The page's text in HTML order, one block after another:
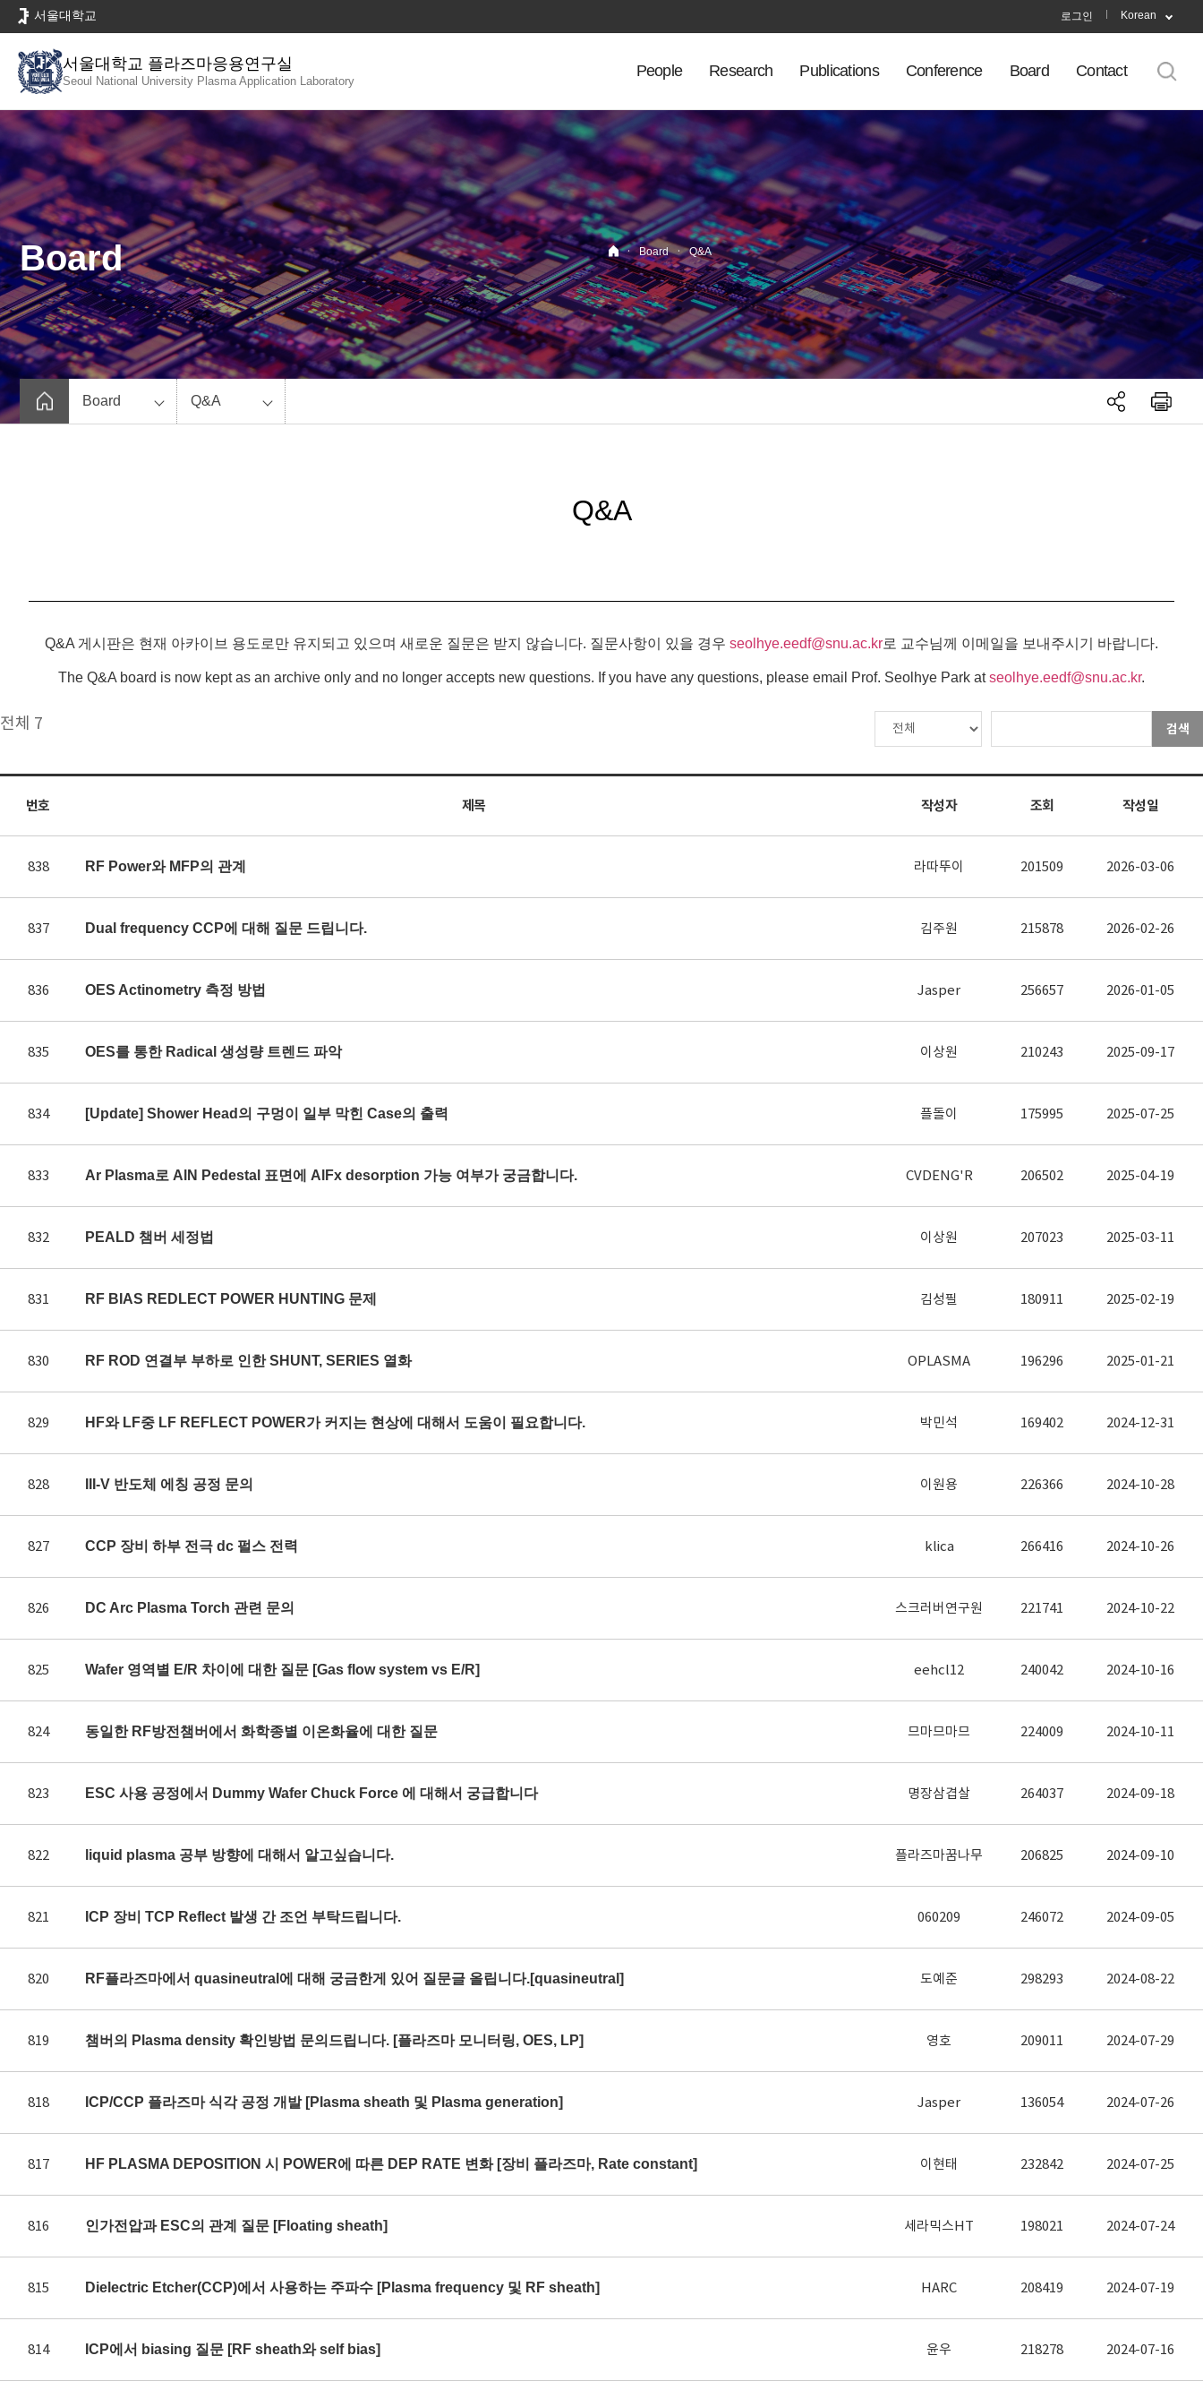
로
뉴
서울대학교 로그인 Korean
서울대학교 플라즈마응용연구실
Seoul National University Plasma Application Laboratory
People Research Publications Conference Board Contact
Board · Board · Q&A
Board Q&A
Q&A
Q&A 게시판은 현재 아카이브 용도로만 유지되고 있으며 새로운 질문은 받지 않습니다. 질문사항이 있을 경우 seolhye.eedf@snu.ac.kr로 교수님께 이메일을 보내주시기 바랍니다.
The Q&A board is now kept as an archive only and no longer accepts new questions. If you have any questions, please email Prof. Seolhye Park atseolhye.eedf@snu.ac.kr.
전체 7 검색
번호 제목 작성자 조회 작성일
838 RF Power와 MFP의 관계 라따뚜이 201509 2026-03-06
837 Dual frequency CCP에 대해 질문 드립니다. 김주원 215878 2026-02-26
836 OES Actinometry 측정 방법 Jasper 256657 2026-01-05
835 OES를 통한 Radical 생성량 트렌드 파악 이상원 210243 2025-09-17
834 [Update] Shower Head의 구멍이 일부 막힌 Case의 출력 플돌이 175995 2025-07-25
833 Ar Plasma로 AlN Pedestal 표면에 AlFx desorption 가능 여부가 궁금합니다. CVDENG'R 206502 2025-04-19
832 PEALD 챔버 세정법 이상원 207023 2025-03-11
831 RF BIAS REDLECT POWER HUNTING 문제 김성필 180911 2025-02-19
830 RF ROD 연결부 부하로 인한 SHUNT, SERIES 열화 OPLASMA 196296 2025-01-21
829 HF와 LF중 LF REFLECT POWER가 커지는 현상에 대해서 도움이 필요합니다. 박민석 169402 2024-12-31
828 III-V 반도체 에칭 공정 문의 이원용 226366 2024-10-28
827 CCP 장비 하부 전극 dc 펄스 전력 klica 266416 2024-10-26
826 DC Arc Plasma Torch 관련 문의 스크러버연구원 221741 2024-10-22
825 Wafer 영역별 E/R 차이에 대한 질문 [Gas flow system vs E/R] eehcl12 240042 2024-10-16
824 동일한 RF방전챔버에서 화학종별 이온화율에 대한 질문 므마므마므 224009 2024-10-11
823 ESC 사용 공정에서 Dummy Wafer Chuck Force 에 대해서 궁급합니다 명장삼겹살 264037 2024-09-18
822 liquid plasma 공부 방향에 대해서 알고싶습니다. 플라즈마꿈나무 206825 2024-09-10
821 ICP 장비 TCP Reflect 발생 간 조언 부탁드립니다. 060209 246072 2024-09-05
820 RF플라즈마에서 quasineutral에 대해 궁금한게 있어 질문글 올립니다.[quasineutral] 도예준 298293 2024-08-22
819 챔버의 Plasma density 확인방법 문의드립니다. [플라즈마 모니터링, OES, LP] 영호 209011 2024-07-29
818 ICP/CCP 플라즈마 식각 공정 개발 [Plasma sheath 및 Plasma generation] Jasper 136054 2024-07-26
817 HF PLASMA DEPOSITION 시 POWER에 따른 DEP RATE 변화 [장비 플라즈마, Rate constant] 이현태 232842 2024-07-25
816 인가전압과 ESC의 관계 질문 [Floating sheath] 세라믹스HT 198021 2024-07-24
815 Dielectric Etcher(CCP)에서 사용하는 주파수 [Plasma frequency 및 RF sheath] HARC 208419 2024-07-19
814 ICP에서 biasing 질문 [RF sheath와 self bias] 윤우 218278 2024-07-16